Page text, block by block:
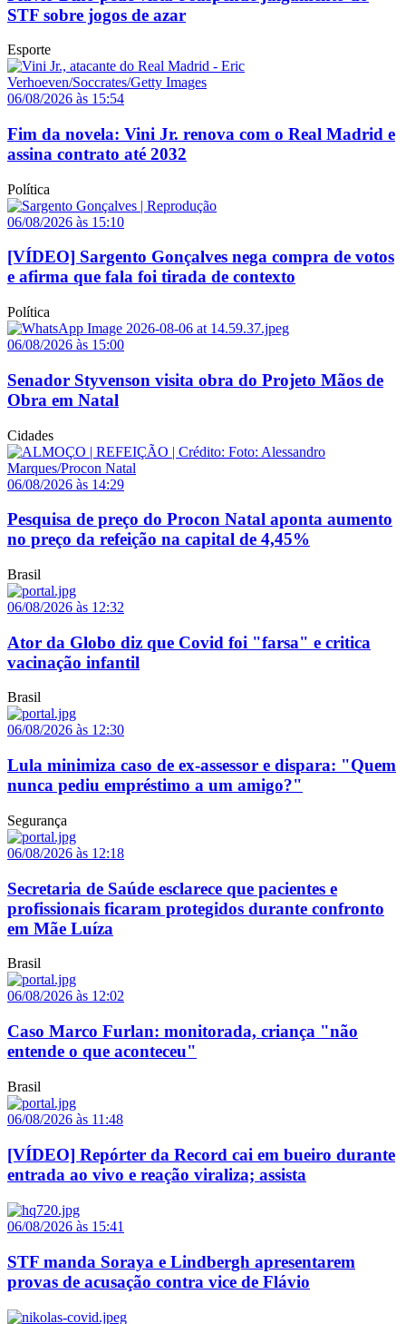
STF sobre jogos de azar
Esporte
06/08/2026 às 15:54
Fim da novela: Vini Jr. renova com o Real Madrid e
assina contrato até 2032
Política
06/08/2026 às 15:10
[VÍDEO] Sargento Gonçalves nega compra de votos
e afirma que fala foi tirada de contexto
Política
06/08/2026 às 15:00
Senador Styvenson visita obra do Projeto Mãos de
Obra em Natal
Cidades
06/08/2026 às 14:29
Pesquisa de preço do Procon Natal aponta aumento
no preço da refeição na capital de 4,45%
Brasil
06/08/2026 às 12:32
Ator da Globo diz que Covid foi "farsa" e critica
vacinação infantil
Brasil
06/08/2026 às 12:30
Lula minimiza caso de ex-assessor e dispara: "Quem
nunca pediu empréstimo a um amigo?"
Segurança
06/08/2026 às 12:18
Secretaria de Saúde esclarece que pacientes e
profissionais ficaram protegidos durante confronto
em Mãe Luíza
Brasil
06/08/2026 às 12:02
Caso Marco Furlan: monitorada, criança "não
entende o que aconteceu"
Brasil
06/08/2026 às 11:48
[VÍDEO] Repórter da Record cai em bueiro durante
entrada ao vivo e reação viraliza; assista
06/08/2026 às 15:41
STF manda Soraya e Lindbergh apresentarem
provas de acusação contra vice de Flávio